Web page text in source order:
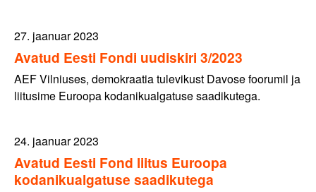
27. jaanuar 2023
Avatud Eesti Fondi uudiskiri 3/2023
AEF Vilniuses, demokraatia tulevikust Davose foorumil ja
liitusime Euroopa kodanikualgatuse saadikutega.
24. jaanuar 2023
Avatud Eesti Fond liitus Euroopa
kodanikualgatuse saadikutega